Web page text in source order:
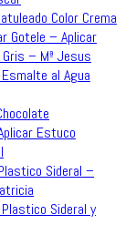
Color Crema
Gotele – Aplicar
– Mª Jesus
al Agua
Estuco
Sideral –
Sideral y